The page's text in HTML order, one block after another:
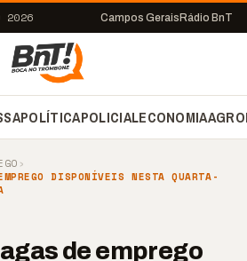
2026 Campos Gerais Rádio BnT
POLÍTICAPOLICIALECONOMIA
›
DISPONÍVEIS NESTA QUARTA-
de emprego